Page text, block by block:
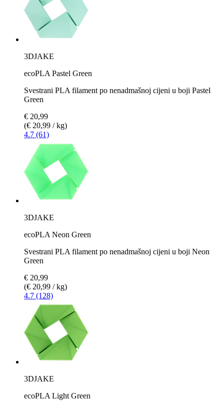
3DJAKE
ecoPLA Pastel Green
Svestrani PLA filament po nenadmašnoj cijeni u boji Pastel
Green
€ 20,99
(€ 20,99 / kg)
4.7 (61)
3DJAKE
ecoPLA Neon Green
Svestrani PLA filament po nenadmašnoj cijeni u boji Neon
Green
€ 20,99
(€ 20,99 / kg)
4.7 (128)
3DJAKE
ecoPLA Light Green